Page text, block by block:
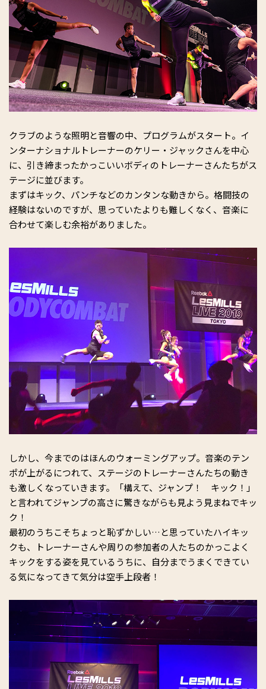
クラブのような照明と音響の中、プログラムがスタート。イ
ンターナショナルトレーナーのケリー・ジャックさんを中心
に、引き締まったかっこいいボディのトレーナーさんたちがス
テージに並びます。
まずはキック、パンチなどのカンタンな動きから。格闘技の
経験はないのですが、思っていたよりも難しくなく、音楽に
合わせて楽しむ余裕がありました。
しかし、今までのはほんのウォーミングアップ。音楽のテン
ポが上がるにつれて、ステージのトレーナーさんたちの動き
も激しくなっていきます。「構えて、ジャンプ！ キック！」
と言われてジャンプの高さに驚きながらも見よう見まねでキッ
ク！
最初のうちこそちょっと恥ずかしい…と思っていたハイキッ
クも、トレーナーさんや周りの参加者の人たちのかっこよく
キックをする姿を見ているうちに、自分までうまくできてい
る気になってきて気分は空手上段者！